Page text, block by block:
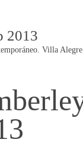
2013
Villa